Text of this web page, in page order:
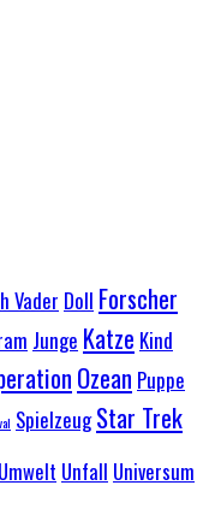
Vader Doll Forscher
Junge Katze Kind
Ozean Puppe
Spielzeug Star Trek
Umwelt Unfall Universum